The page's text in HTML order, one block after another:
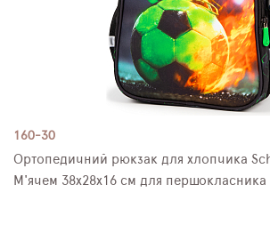
160-30
Ортопедичний рюкзак для хлопчика
М'ячем 38х28х16 см для першокласника